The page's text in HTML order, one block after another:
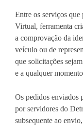
Entre os serviços que
Virtual, ferramenta
a comprovação da
veículo ou de
que solicitações
e a qualquer
Os pedidos enviados
por servidores do
subsequente ao